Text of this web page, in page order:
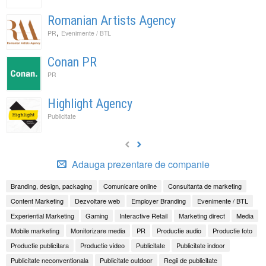
Romanian Artists Agency
PR, Evenimente / BTL
Conan PR
PR
Highlight Agency
Publicitate
Adauga prezentare de companie
Branding, design, packaging Comunicare online
Consultanta de marketing
Content Marketing
Dezvoltare web Employer Branding
Evenimente / BTL
Experiential Marketing
Gaming Interactive Retail Marketing direct
Media
Mobile marketing
Monitorizare media PR Productie audio
Productie foto
Productie publicitara
Productie video Publicitate
Publicitate indoor
Publicitate neconventionala
Publicitate outdoor
Regii de publicitate